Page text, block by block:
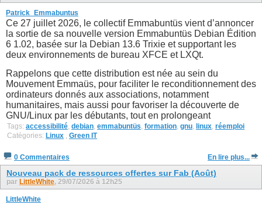
Patrick_Emmabuntus
Ce 27 juillet 2026, le collectif Emmabuntüs vient d’annoncer
la sortie de sa nouvelle version Emmabuntüs Debian Édition
6 1.02, basée sur la Debian 13.6 Trixie et supportant les
deux environnements de bureau XFCE et LXQt.
Rappelons que cette distribution est née au sein du
Mouvement Emmaüs, pour faciliter le reconditionnement des
ordinateurs donnés aux associations, notamment
humanitaires, mais aussi pour favoriser la découverte de
GNU/Linux par les débutants, tout en prolongeant
Tags: accessibilité, debian, emmabuntüs, formation, gnu, linux, réemploi
Catégories: Linux , Green IT
0 Commentaires En lire plus...
Nouveau pack de ressources offertes sur Fab (Août)
par LittleWhite, 29/07/2026 à 12h25
LittleWhite